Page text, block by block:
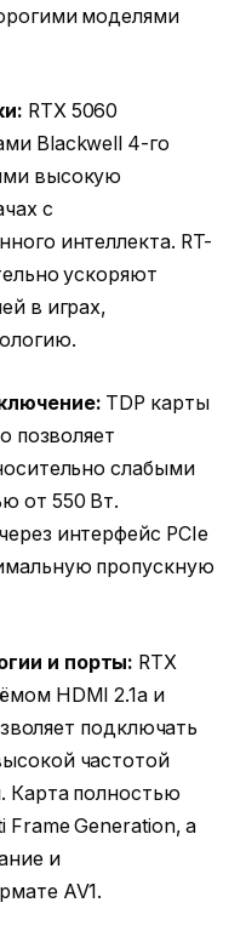
моделями
RTX 5060
Blackwell 4-го
высокую
с
интеллекта. RT-
ускоряют
в играх,
TDP карты
позволяет
слабыми
от 550 Вт.
интерфейс PCIe
пропускную
и порты: RTX
HDMI 2.1a и
подключать
частотой
Карта полностью
Generation, а
и
AV1.